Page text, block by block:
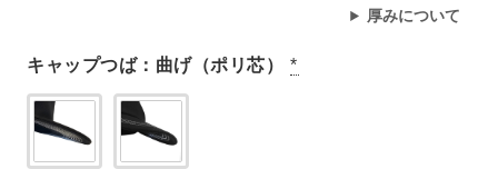
厚みについて
キャップつば：曲げ（ポリ芯） *